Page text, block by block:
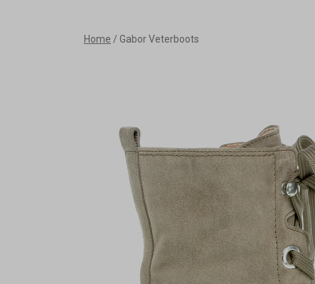
Gabor
Schoenmode
Home Gabor Veterboots